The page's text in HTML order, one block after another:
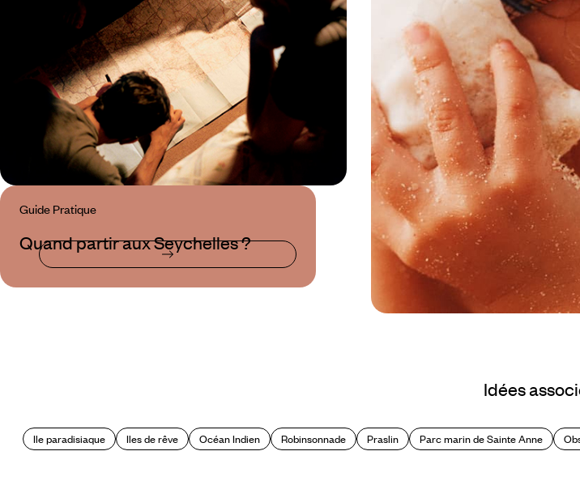
Guide Pratique
Quand partir aux Seychelles ?
Idées
Ile paradisiaque Iles de rêve Océan Indien Robinsonnade Praslin Parc marin de Sainte Anne